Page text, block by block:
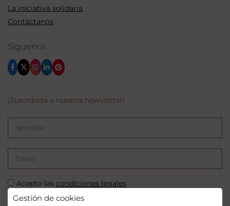
Gestión de cookies
La iniciativa solidaria
Contáctanos
Síguenos
¡Suscríbete a nuestra newsletter!
Acepto las condiciones legales